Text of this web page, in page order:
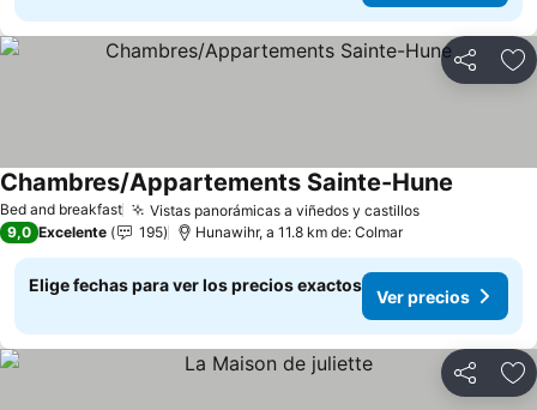
Compartir
Bed and breakfast Vistas panorámicas a viñedos y castillos
Chambres/Appartements Sainte-Hune
9,0 Excelente 195 Hunawihr, a 11.8 km de: Colmar
Elige fechas para ver los precios exactos
Ver precios
Compartir